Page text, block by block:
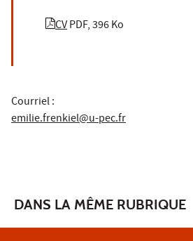
CVPDF, 396 Ko
Courriel :
emilie.frenkiel@u-pec.fr
DANS LA MÊME RUBRIQUE